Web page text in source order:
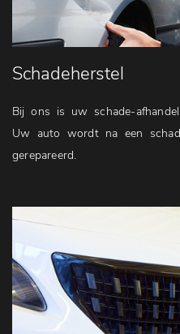
Schadeherstel
Bij ons is uw schade-
Uw auto wordt na een
gerepareerd.